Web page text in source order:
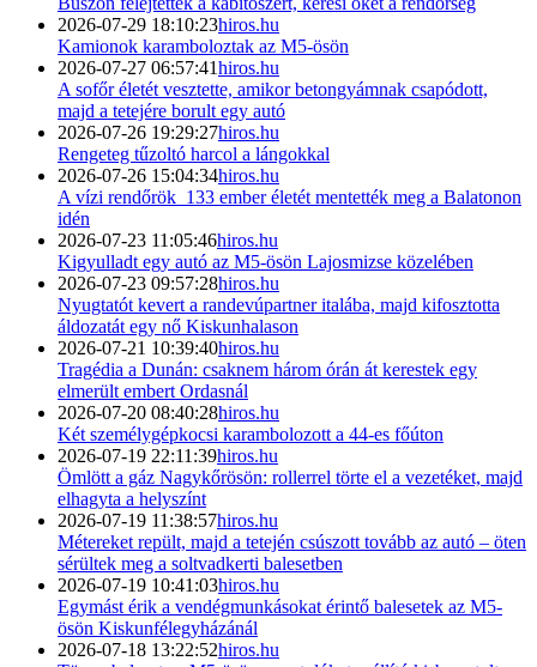
2026-07-29 18:10:23hiros.hu
Kamionok karamboloztak az M5-ösön
2026-07-27 06:57:41hiros.hu
A sofőr életét vesztette, amikor betongyámnak csapódott,
majd a tetejére borult egy autó
2026-07-26 19:29:27hiros.hu
Rengeteg tűzoltó harcol a lángokkal
2026-07-26 15:04:34hiros.hu
A vízi rendőrök 133 ember életét mentették meg a Balatonon
idén
2026-07-23 11:05:46hiros.hu
Kigyulladt egy autó az M5-ösön Lajosmizse közelében
2026-07-23 09:57:28hiros.hu
Nyugtatót kevert a randevúpartner italába, majd kifosztotta
áldozatát egy nő Kiskunhalason
2026-07-21 10:39:40hiros.hu
Tragédia a Dunán: csaknem három órán át kerestek egy
elmerült embert Ordasnál
2026-07-20 08:40:28hiros.hu
Két személygépkocsi karambolozott a 44-es főúton
2026-07-19 22:11:39hiros.hu
Ömlött a gáz Nagykőrösön: rollerrel törte el a vezetéket, majd
elhagyta a helyszínt
2026-07-19 11:38:57hiros.hu
Métereket repült, majd a tetején csúszott tovább az autó – öten
sérültek meg a soltvadkerti balesetben
2026-07-19 10:41:03hiros.hu
Egymást érik a vendégmunkásokat érintő balesetek az M5-
ösön Kiskunfélegyházánál
2026-07-18 13:22:52hiros.hu